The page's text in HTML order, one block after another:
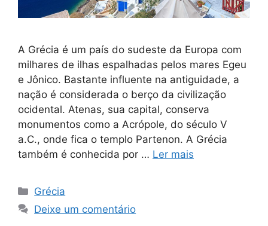
A Grécia é um país do sudeste da Europa com
milhares de ilhas espalhadas pelos mares Egeu
e Jônico. Bastante influente na antiguidade, a
nação é considerada o berço da civilização
ocidental. Atenas, sua capital, conserva
monumentos como a Acrópole, do século V
a.C., onde fica o templo Partenon. A Grécia
também é conhecida por … Ler mais
Grécia
Deixe um comentário